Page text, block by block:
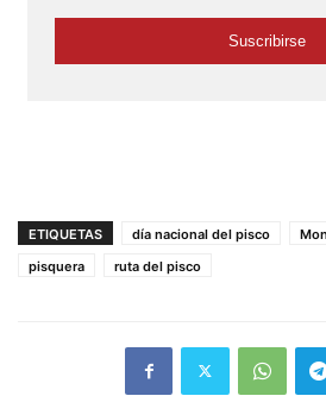
ETIQUETAS día nacional del pisco
pisquera
ruta del pisco